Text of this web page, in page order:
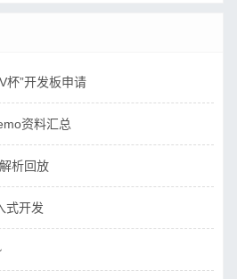
杯”开发板申请
资料汇总
析回放
式开发